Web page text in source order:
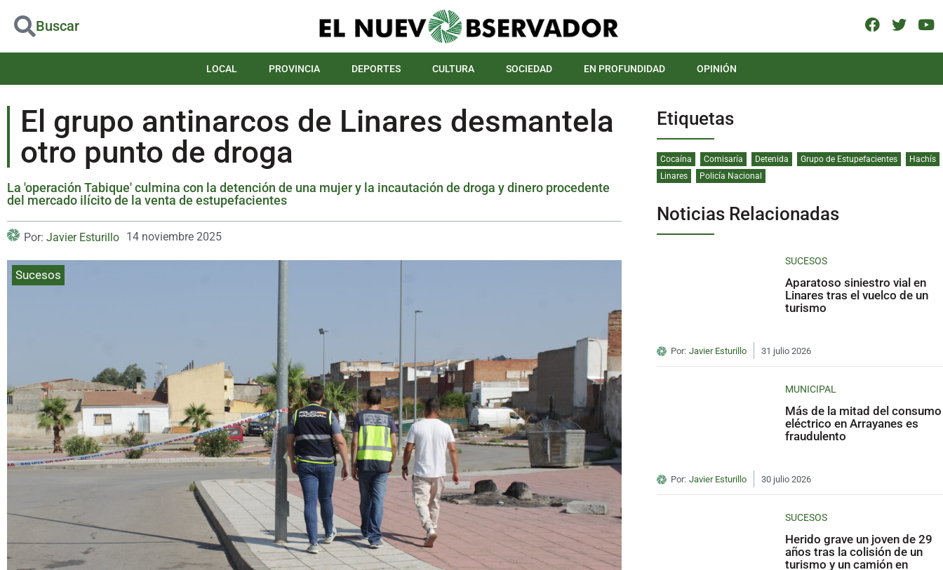
Buscar
LOCAL PROVINCIA DEPORTES CULTURA SOCIEDAD EN PROFUNDIDAD OPINIÓN
El grupo antinarcos de Linares desmantela
otro punto de droga
La 'operación Tabique' culmina con la detención de una mujer y la incautación de droga y dinero procedente
del mercado ilícito de la venta de estupefacientes
Por: Javier Esturillo 14 noviembre 2025
Sucesos
Etiquetas
Cocaína Comisaría Detenida Grupo de Estupefacientes
Hachís
Linares
Policía Nacional
Noticias Relacionadas
SUCESOS
Aparatoso siniestro vial en
Linares tras el vuelco de un
turismo
Por: Javier Esturillo 31 julio 2026
MUNICIPAL
Más de la mitad del consumo
eléctrico en Arrayanes es
fraudulento
Por: Javier Esturillo 30 julio 2026
SUCESOS
Herido grave un joven de 29
años tras la colisión de un
turismo y un camión en